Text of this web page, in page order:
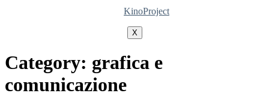
KinoProject
X
Category: grafica e
comunicazione